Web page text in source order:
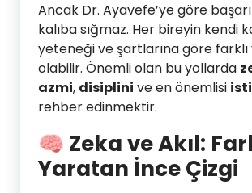
Ancak Dr. Ayavefe’ye göre
kalıba sığmaz. Her bireyin kendi
yeteneği ve şartlarına göre farklı
olabilir. Önemli olan bu yollarda
azmi, disiplini ve en önemlisi
rehber edinmektir.
🧠 Zeka ve Akıl:
Yaratan İnce Çizgi